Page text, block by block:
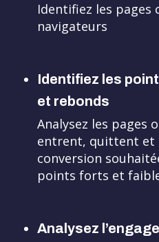
Identifiez les pages
navigateurs
Identifiez les
et rebonds
Analysez les pages
entrent, quittent et
conversion
points forts et
Analysez